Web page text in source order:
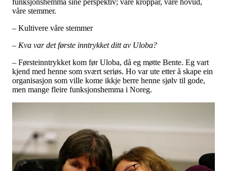
våre stemmer.
– Kultivere våre stemmer
– Kva var det første inntrykket ditt av Uloba?
– Førsteinntrykket kom før Uloba, då eg møtte Bente. Eg vart
kjend med henne som svært seriøs. Ho var ute etter å skape ein
organisasjon som ville kome ikkje berre henne sjølv til gode,
men mange fleire funksjonshemma i Noreg.